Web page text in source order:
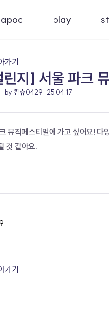
apoc play
가기
지] 서울 파크
by 킴슈0429 25.04.17
뮤직페스티벌에 가고 싶어요! 다
것 같아요.
가기